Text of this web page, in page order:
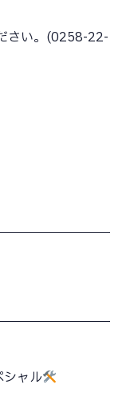
さい。(0258-22-
ャル